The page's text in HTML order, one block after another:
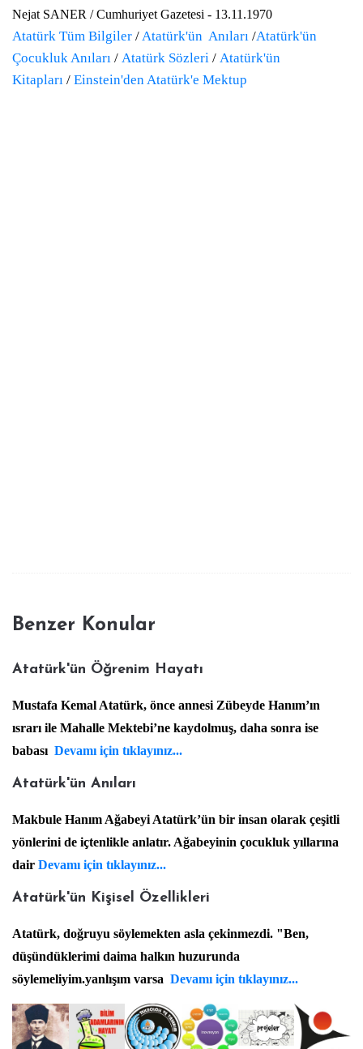
Nejat SANER / Cumhuriyet Gazetesi - 13.11.1970
Atatürk Tüm Bilgiler /Atatürk'ün Anıları /Atatürk'ün
Çocukluk Anıları / Atatürk Sözleri / Atatürk'ün
Kitapları / Einstein'den Atatürk'e Mektup
Benzer Konular
Atatürk'ün Öğrenim Hayatı
Mustafa Kemal Atatürk, önce annesi Zübeyde Hanım’ın
ısrarı ile Mahalle Mektebi’ne kaydolmuş, daha sonra ise
babası Devamı için tıklayınız...
Atatürk'ün Anıları
Makbule Hanım Ağabeyi Atatürk’ün bir insan olarak çeşitli
yönlerini de içtenlikle anlatır. Ağabeyinin çocukluk yıllarına
dair Devamı için tıklayınız...
Atatürk'ün Kişisel Özellikleri
Atatürk, doğruyu söylemekten asla çekinmezdi. "Ben,
düşündüklerimi daima halkın huzurunda
söylemeliyim.yanlışım varsa Devamı için tıklayınız...